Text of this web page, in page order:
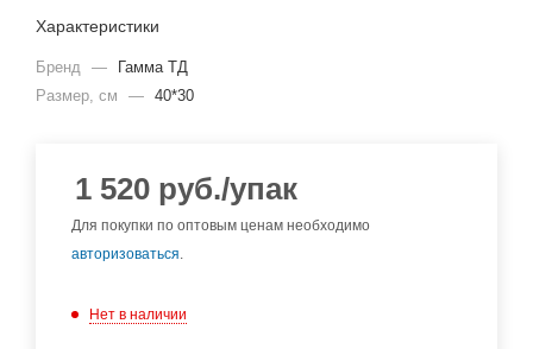
Характеристики
Бренд —
Гамма ТД
Размер, см
— 40*30
1 520 руб./упак
Для покупки по оптовым ценам необходимо
авторизоваться.
Нет в наличии